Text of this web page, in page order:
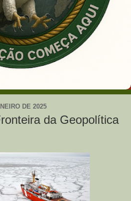
DE 2025
da Geopolítica